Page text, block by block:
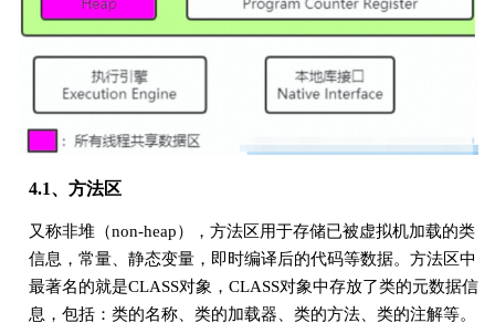
4.1、方法区
又称非堆（non-heap），方法区用于存储已被虚拟机加载的类
信息，常量、静态变量，即时编译后的代码等数据。方法区中
最著名的就是CLASS对象，CLASS对象中存放了类的元数据信
息，包括：类的名称、类的加载器、类的方法、类的注解等。